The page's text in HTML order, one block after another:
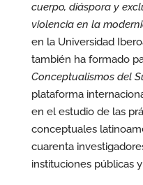
cuerpo, diáspora y
violencia en la
en la Universidad
también ha formado
Conceptualismos del
plataforma
en el estudio de las
conceptuales
cuarenta
instituciones públicas